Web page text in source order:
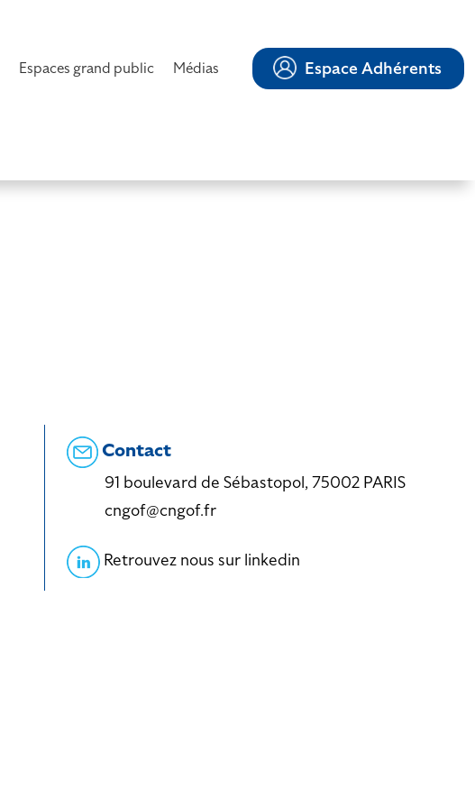
Espaces grand public Médias Espace Adhérents
Contact
91 boulevard de Sébastopol, 75002 PARIS
cngof@cngof.fr
Retrouvez nous sur linkedin